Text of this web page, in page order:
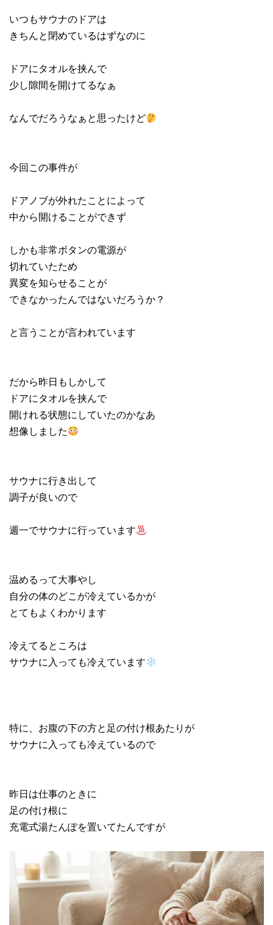
いつもサウナのドアは
きちんと閉めているはずなのに
ドアにタオルを挟んで
少し隙間を開けてるなぁ
なんでだろうなぁと思ったけど
今回この事件が
ドアノブが外れたことによって
中から開けることができず
しかも非常ボタンの電源が
切れていたため
異変を知らせることが
できなかったんではないだろうか？
と言うことが言われています
だから昨日もしかして
ドアにタオルを挟んで
開けれる状態にしていたのかなあ
想像しました
サウナに行き出して
調子が良いので
週一でサウナに行っています
温めるって大事やし
自分の体のどこが冷えているかが
とてもよくわかります
冷えてるところは
サウナに入っても冷えています
特に、お腹の下の方と足の付け根あたりが
サウナに入っても冷えているので
昨日は仕事のときに
足の付け根に
充電式湯たんぽを置いてたんですが